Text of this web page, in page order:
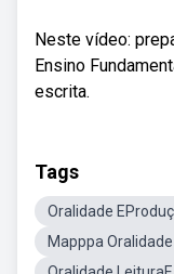
Neste vídeo:
Ensino
escrita.
Tags
Oralidade
Mapppa